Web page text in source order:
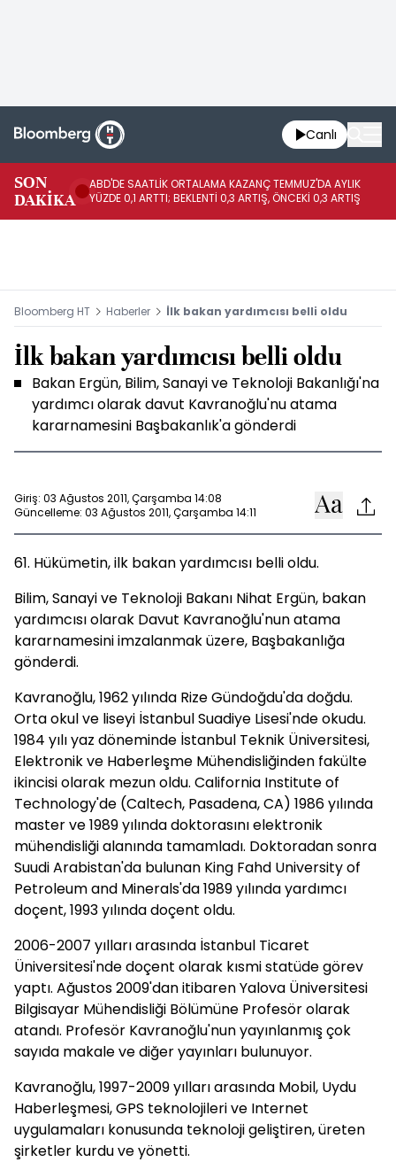
Canlı
SON
DAKİKA
ABD'DE SAATLİK ORTALAMA KAZANÇ TEMMUZ'DA AYLIK
YÜZDE 0,1 ARTTI; BEKLENTİ 0,3 ARTIŞ, ÖNCEKİ 0,3 ARTIŞ
Bloomberg HT Haberler İlk bakan yardımcısı belli oldu
İlk bakan yardımcısı belli oldu
Bakan Ergün, Bilim, Sanayi ve Teknoloji Bakanlığı'na
yardımcı olarak davut Kavranoğlu'nu atama
kararnamesini Başbakanlık'a gönderdi
Giriş: 03 Ağustos 2011, Çarşamba 14:08
Güncelleme: 03 Ağustos 2011, Çarşamba 14:11
61. Hükümetin, ilk bakan yardımcısı belli oldu.
Bilim, Sanayi ve Teknoloji Bakanı Nihat Ergün, bakan
yardımcısı olarak Davut Kavranoğlu'nun atama
kararnamesini imzalanmak üzere, Başbakanlığa
gönderdi.
Kavranoğlu, 1962 yılında Rize Gündoğdu'da doğdu.
Orta okul ve liseyi İstanbul Suadiye Lisesi'nde okudu.
1984 yılı yaz döneminde İstanbul Teknik Üniversitesi,
Elektronik ve Haberleşme Mühendisliğinden fakülte
ikincisi olarak mezun oldu. California Institute of
Technology'de (Caltech, Pasadena, CA) 1986 yılında
master ve 1989 yılında doktorasını elektronik
mühendisliği alanında tamamladı. Doktoradan sonra
Suudi Arabistan'da bulunan King Fahd University of
Petroleum and Minerals'da 1989 yılında yardımcı
doçent, 1993 yılında doçent oldu.
2006-2007 yılları arasında İstanbul Ticaret
Üniversitesi'nde doçent olarak kısmi statüde görev
yaptı. Ağustos 2009'dan itibaren Yalova Üniversitesi
Bilgisayar Mühendisliği Bölümüne Profesör olarak
atandı. Profesör Kavranoğlu'nun yayınlanmış çok
sayıda makale ve diğer yayınları bulunuyor.
Kavranoğlu, 1997-2009 yılları arasında Mobil, Uydu
Haberleşmesi, GPS teknolojileri ve Internet
uygulamaları konusunda teknoloji geliştiren, üreten
şirketler kurdu ve yönetti.